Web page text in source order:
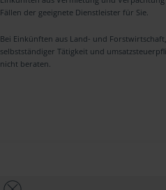
Fällen der geeignete Dienstleister für Sie.
Bei Einkünften aus Land- und
selbstständiger Tätigkeit und
nicht beraten.